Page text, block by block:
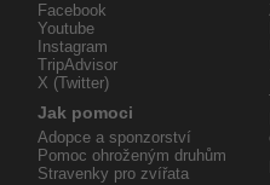
Facebook
Youtube
Instagram
TripAdvisor
X (Twitter)
Jak pomoci
Adopce a sponzorství
Pomoc ohroženým druhům
Stravenky pro zvířata